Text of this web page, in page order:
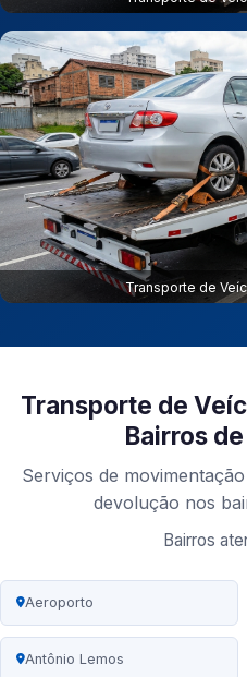
Transporte de
Transporte de
Bairros de
Serviços de
devolução nos
Bairros
Aeroporto
Antônio Lemos